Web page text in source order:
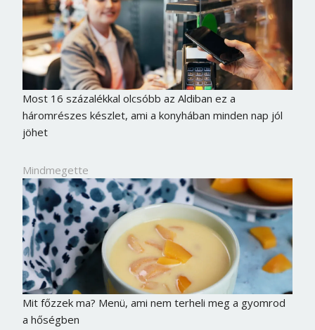
Most 16 százalékkal olcsóbb az Aldiban ez a
háromrészes készlet, ami a konyhában minden nap jól
jöhet
Mindmegette
Mit főzzek ma? Menü, ami nem terheli meg a gyomrod
a hőségben